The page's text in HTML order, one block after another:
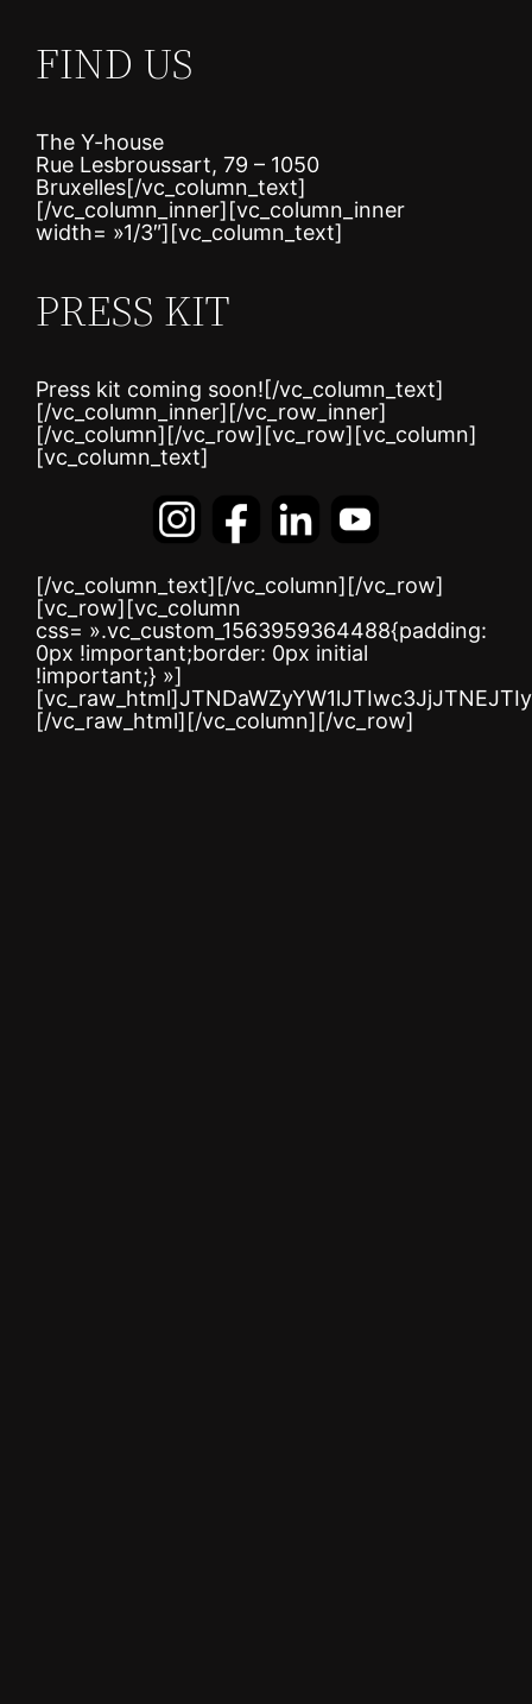
FIND US
The Y-house
Rue Lesbroussart, 79 – 1050
Bruxelles[/vc_column_text]
[/vc_column_inner][vc_column_inner
width= »1/3″][vc_column_text]
PRESS KIT
Press kit coming soon![/vc_column_text]
[/vc_column_inner][/vc_row_inner]
[/vc_column][/vc_row][vc_row][vc_column]
[vc_column_text]
[/vc_column_text][/vc_column][/vc_row]
[vc_row][vc_column
css= ».vc_custom_1563959364488{padding:
0px !important;border: 0px initial
!important;} »]
[/vc_raw_html][/vc_column][/vc_row]